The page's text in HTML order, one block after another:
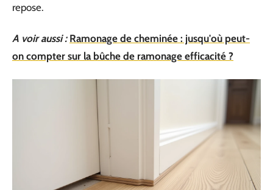
repose.
A voir aussi : Ramonage de cheminée : jusqu'où peut-
on compter sur la bûche de ramonage efficacité ?